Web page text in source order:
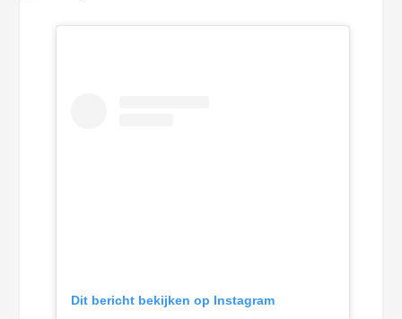
Dit bericht bekijken op Instagram